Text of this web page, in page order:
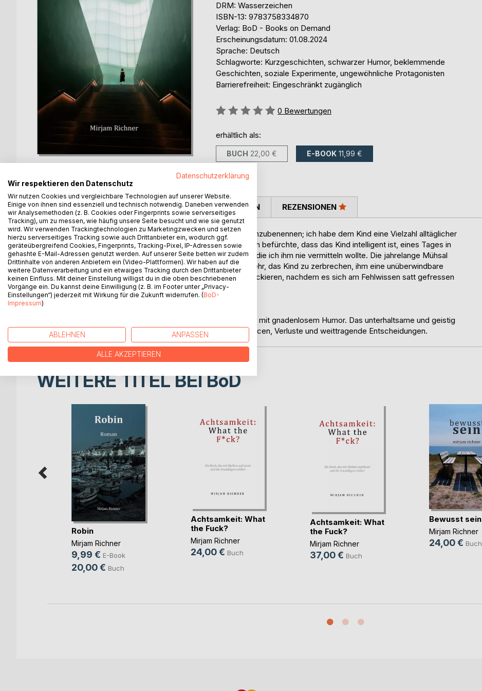
DRM: Wasserzeichen
ISBN-13: 9783758334870
Verlag: BoD - Books on Demand
Erscheinungsdatum: 01.08.2024
Sprache: Deutsch
Schlagworte: Kurzgeschichten, schwarzer Humor, beklemmende
Geschichten, soziale Experimente, ungewöhnliche Protagonisten
Barrierefreiheit: Eingeschränkt zugänglich
Bewertung::
0 Bewertungen
erhältlich als:
BUCH 22,00 € E-BOOK 11,99 €
BESCHREIBUNG
«Inspiriert von Peter Bichsel habe ich begonnen, Dinge umzubenennen; ich habe dem Kind eine Vielzahl alltäglicher
Wörter mit entfremdeter Bedeutung beigebracht. Doch ich befürchte, dass das Kind intelligent ist, eines Tages in
die Welt hinausgeht und innert Stunden die Sprache lernt, die ich ihm nie vermitteln wollte. Die jahrelange Mühsal
wäre umsonst gewesen, ein Hohn wäre das, ein Grund mehr, das Kind zu zerbrechen, ihm eine unüberwindbare
Angst vor dem Lernen einzuimpfen und sein Gehirn zu blockieren, nachdem es sich am Fehlwissen satt gefressen
hat.»
[Aus: Das Kind]
Mirjam Richner erzählt teilweise verstörende Geschichten mit gnadenlosem Humor. Das unterhaltsame und geistig
anregende Werk dreht sich um soziale Experimente, Chancen, Verluste und weittragende Entscheidungen.
AUTOR/IN PRESSESTIMMEN REZENSIONEN
WEITERE TITEL BEIBoD
Robin
Mirjam Richner
9,99 € E-Book
20,00 € Buch
Achtsamkeit: What
the Fuck?
Mirjam Richner
24,00 € Buch
Achtsamkeit: What
the Fuck?
Mirjam Richner
37,00 € Buch
Bewusst sein
Mirjam Richner
24,00 € Buch
Datenschutzerklärung
Wir respektieren den Datenschutz
Wir nutzen Cookies und vergleichbare Technologien auf unserer Website.
Einige von ihnen sind essenziell und technisch notwendig. Daneben verwenden
wir Analysemethoden (z. B. Cookies oder Fingerprints sowie serverseitiges
Tracking), um zu messen, wie häufig unsere Seite besucht und wie sie genutzt
wird. Wir verwenden Trackingtechnologien zu Marketingzwecken und setzen
hierzu serverseitiges Tracking sowie auch Drittanbieter ein, wodurch ggf.
geräteübergreifend Cookies, Fingerprints, Tracking-Pixel, IP-Adressen sowie
gehashte E-Mail-Adressen genutzt werden. Auf unserer Seite betten wir zudem
Drittinhalte von anderen Anbietern ein (Video-Plattformen). Wir haben auf die
weitere Datenverarbeitung und ein etwaiges Tracking durch den Drittanbieter
keinen Einfluss. Mit deiner Einstellung willigst du in die oben beschriebenen
Vorgänge ein. Du kannst deine Einwilligung (z. B. im Footer unter „Privacy-
Einstellungen“) jederzeit mit Wirkung für die Zukunft widerrufen. (BoD-
Impressum)
ABLEHNEN ANPASSEN
ALLE AKZEPTIEREN